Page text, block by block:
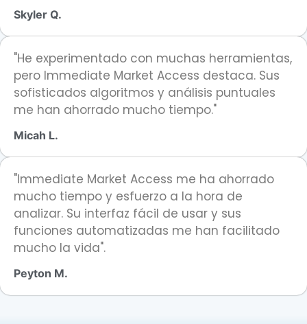
Skyler Q.
"He experimentado con muchas herramientas,
pero Immediate Market Access destaca. Sus
sofisticados algoritmos y análisis puntuales
me han ahorrado mucho tiempo."
Micah L.
"Immediate Market Access me ha ahorrado
mucho tiempo y esfuerzo a la hora de
analizar. Su interfaz fácil de usar y sus
funciones automatizadas me han facilitado
mucho la vida".
Peyton M.